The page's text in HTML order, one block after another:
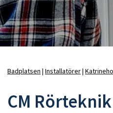
Badplatsen Installatörer
CM